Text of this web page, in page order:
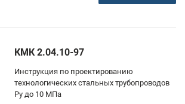
КМК 2.04.10-97
Инструкция по проектированию
технологических стальных трубопроводов
Ру до 10 МПа